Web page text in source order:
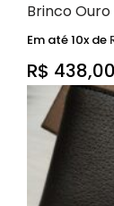
Brinco
R$ 438,00
Em até 10x de